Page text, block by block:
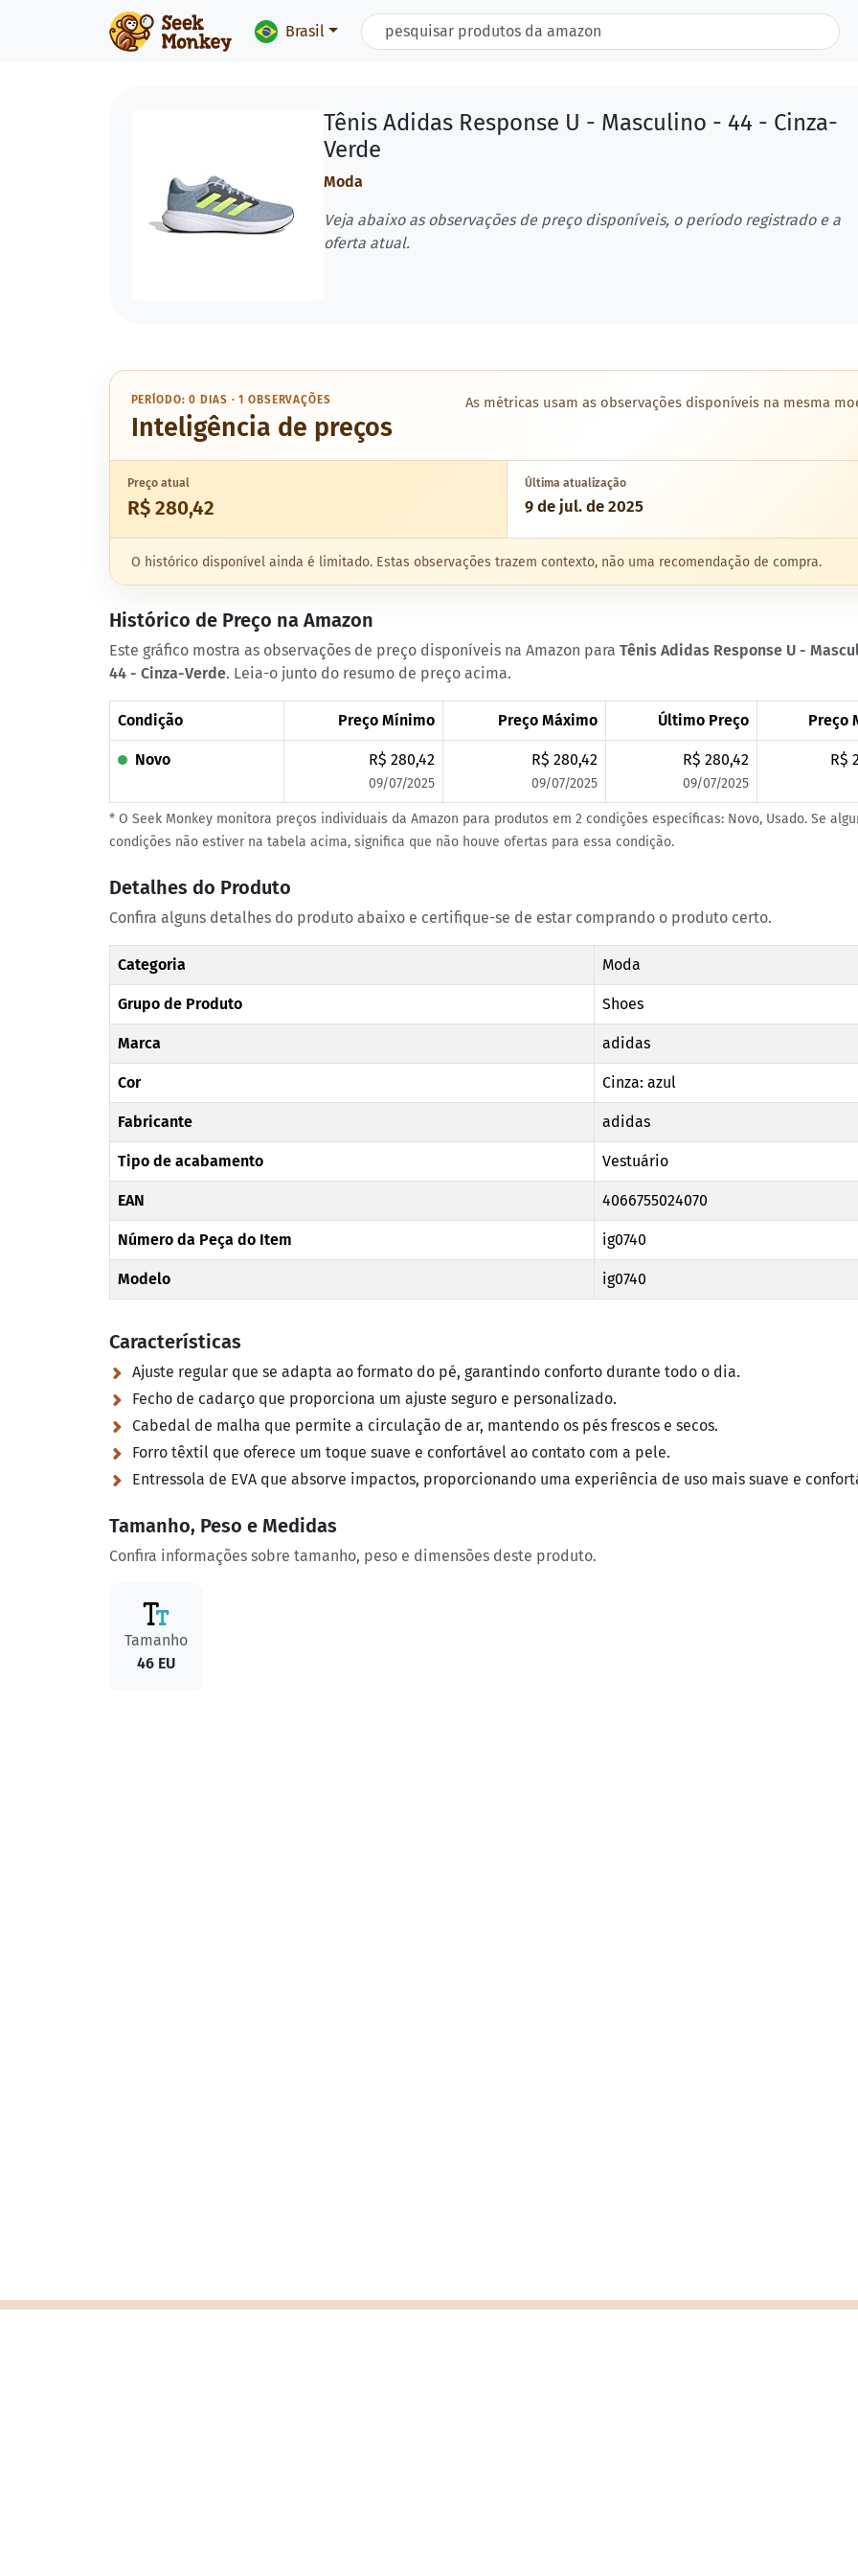
Brasil
Tênis Adidas Response U - Masculino - 44 - Cinza-
Verde
Moda
Veja abaixo as observações de preço disponíveis, o período registrado e a
oferta atual.
PERÍODO: 0 DIAS · 1 OBSERVAÇÕES
Inteligência de preços
As métricas usam as observações disponíveis na mesma
Preço atual
R$ 280,42
Última atualização
9 de jul. de 2025
O histórico disponível ainda é limitado. Estas observações trazem contexto, não uma recomendação de compra.
Histórico de Preço na Amazon
Este gráfico mostra as observações de preço disponíveis na Amazon para Tênis Adidas Response U -
44 - Cinza-Verde. Leia-o junto do resumo de preço acima.
Condição Preço Mínimo Preço Máximo Último Preço Preço
Novo R$ 280,42
09/07/2025
R$ 280,42
09/07/2025
R$ 280,42
09/07/2025
R$
* O Seek Monkey monitora preços individuais da Amazon para produtos em 2 condições específicas: Novo, Usado. Se
condições não estiver na tabela acima, significa que não houve ofertas para essa condição.
Detalhes do Produto
Confira alguns detalhes do produto abaixo e certifique-se de estar comprando o produto certo.
Categoria Moda
Grupo de Produto Shoes
Marca adidas
Cor Cinza: azul
Fabricante adidas
Tipo de acabamento Vestuário
EAN 4066755024070
Número da Peça do Item ig0740
Modelo ig0740
Características
Ajuste regular que se adapta ao formato do pé, garantindo conforto durante todo o dia.
Fecho de cadarço que proporciona um ajuste seguro e personalizado.
Cabedal de malha que permite a circulação de ar, mantendo os pés frescos e secos.
Forro têxtil que oferece um toque suave e confortável ao contato com a pele.
Entressola de EVA que absorve impactos, proporcionando uma experiência de uso mais suave e
Tamanho, Peso e Medidas
Confira informações sobre tamanho, peso e dimensões deste produto.
Tamanho
46 EU